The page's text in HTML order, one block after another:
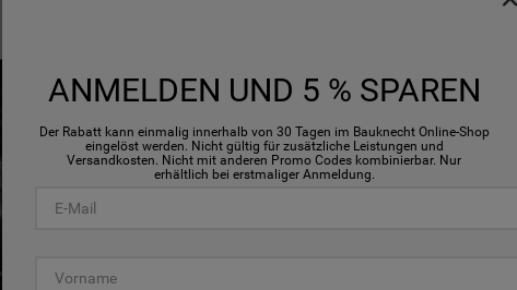
ANMELDEN UND 5 % SPAREN
Der Rabatt kann einmalig innerhalb von 30 Tagen im Bauknecht Online-Shop
eingelöst werden. Nicht gültig für zusätzliche Leistungen und
Versandkosten. Nicht mit anderen Promo Codes kombinierbar. Nur
erhältlich bei erstmaliger Anmeldung.